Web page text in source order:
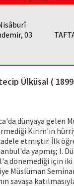
03
Ülküsal (
dünyaya gelen
Kırım'ın
etmiştir. İlk
yapmış; I.
dönemediği için iki
Müslüman
savaşa